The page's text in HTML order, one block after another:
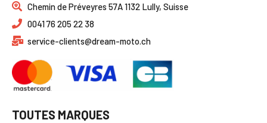
Chemin de Préveyres 57A 1132 Lully, Suisse
0041 76 205 22 38
service-clients@dream-moto.ch
TOUTES MARQUES